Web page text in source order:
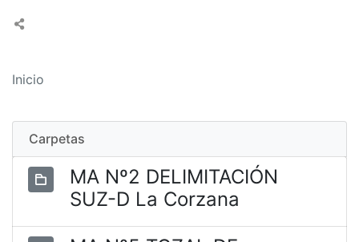
Inicio
Carpetas
MA Nº2 DELIMITACIÓN
SUZ-D La Corzana